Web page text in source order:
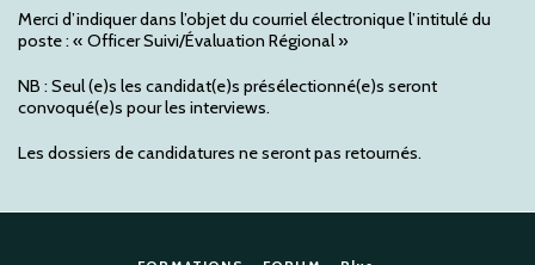
Merci d’indiquer dans l’objet du courriel électronique l’intitulé du
poste : « Officer Suivi/Évaluation Régional »
NB : Seul (e)s les candidat(e)s présélectionné(e)s seront
convoqué(e)s pour les interviews.
Les dossiers de candidatures ne seront pas retournés.